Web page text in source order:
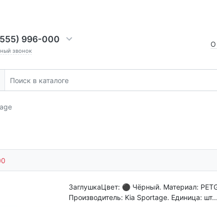
996-000
звонок
О
ЗаглушкаЦвет: ⚫ Чёрный. Материал:
Производитель: Kia Sportage. Единица: